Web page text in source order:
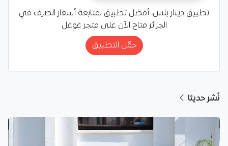
تطبيق دينار بلس، أفضل تطبيق لمتابعة أسعار الصرف في
الجزائر متاح الآن على متجر غوغل
حمّل التطبيق
نُشر حديثا